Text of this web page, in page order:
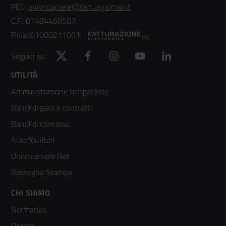
PEC: unioncamere@cert.legalmail.it
C.F.: 01484460587
P.Iva: 01000211001
Seguici su:
Twitter Facebook Instagram YouTube
Footer
menù
colonna
2
UTILITÀ
Amministrazione trasparente
Bandi di gara e contratti
Bandi di concorso
Albo fornitori
Unioncamere.Net
Rassegna Stampa
Footer
menù
CHI SIAMO
Normativa